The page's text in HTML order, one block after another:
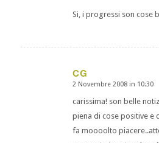
Si, i progressi son cose
CG
dice:
2 Novembre 2008 in 10:30
carissima! son belle
piena di cose positive e
fa moooolto